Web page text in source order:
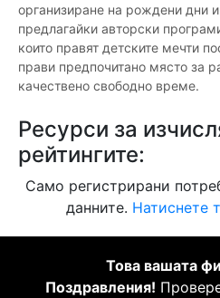
организиране на рождени дни
предлагайки авторски
които правят детските мечти
прави предпочитано място за
качествено свободно време.
Ресурси за
рейтингите:
Само регистрирани
данните. Натиснете
Това вашата
Поздравления!